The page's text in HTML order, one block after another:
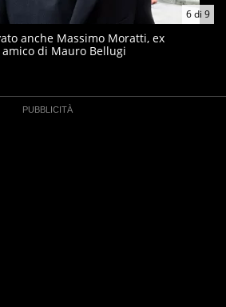
6di 9
anche Massimo Moratti, ex
di Mauro Bellugi